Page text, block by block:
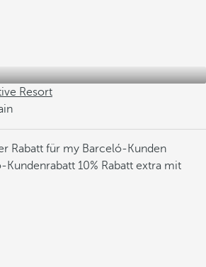
Resort
Rabatt für my Barceló-Kunden
Kundenrabatt 10% Rabatt extra mit